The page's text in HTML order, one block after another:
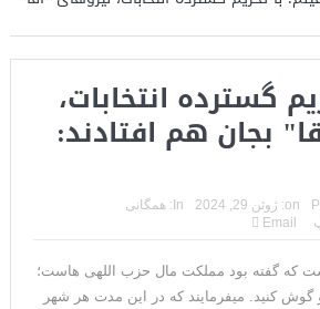
گسترده انتخابات،
بجان هم افتادند:
on: ژوئن 29, 2024 In: همگانی
Email
که گفته بود مملکت مال حزب اللهی هاست؛
کنید. میفرمایند که در این مدت هر شهر